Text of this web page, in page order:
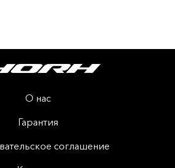
О нас
Гарантия
соглашение